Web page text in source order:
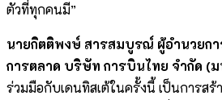
ตัวที่ทุกคนมี”
นายกิตติพงษ์ สารสมบูรณ์ ผู้อำนวยก
การตลาด บริษัท การบินไทย จำกัด (
ร่วมมือกับเดนทิสเต้ในครั้งนี้ เป็นการสร้